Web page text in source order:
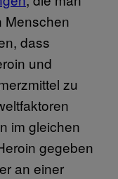
Menschen
dass
und
zu
im gleichen
gegeben
an einer